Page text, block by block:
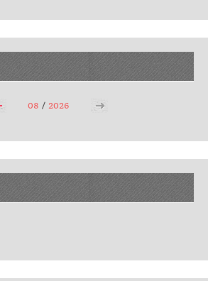
08 /2026